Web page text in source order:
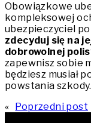
Obowiązkowe
kompleksowej
ubezpieczyciel
zdecyduj się na
dobrowolnej
zapewnisz sobie
będziesz musiał
powstania szkody.
«
Poprzedni post